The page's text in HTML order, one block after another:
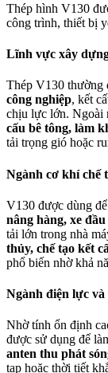
Thép hình V130
công trình, thiết bị
Lĩnh vực xây
Thép V130 thường
công nghiệp, kết
chịu lực lớn. Ngoài
cấu bê tông, làm
tải trọng gió hoặc
Ngành cơ khí chế
V130 được dùng
nâng hàng, xe đầu
tải lớn trong nhà
thủy, chế tạo kết
phổ biến nhờ khả
Ngành điện lực và
Nhờ tính ổn định
được sử dụng để
anten thu phát
tạp hoặc thời tiết